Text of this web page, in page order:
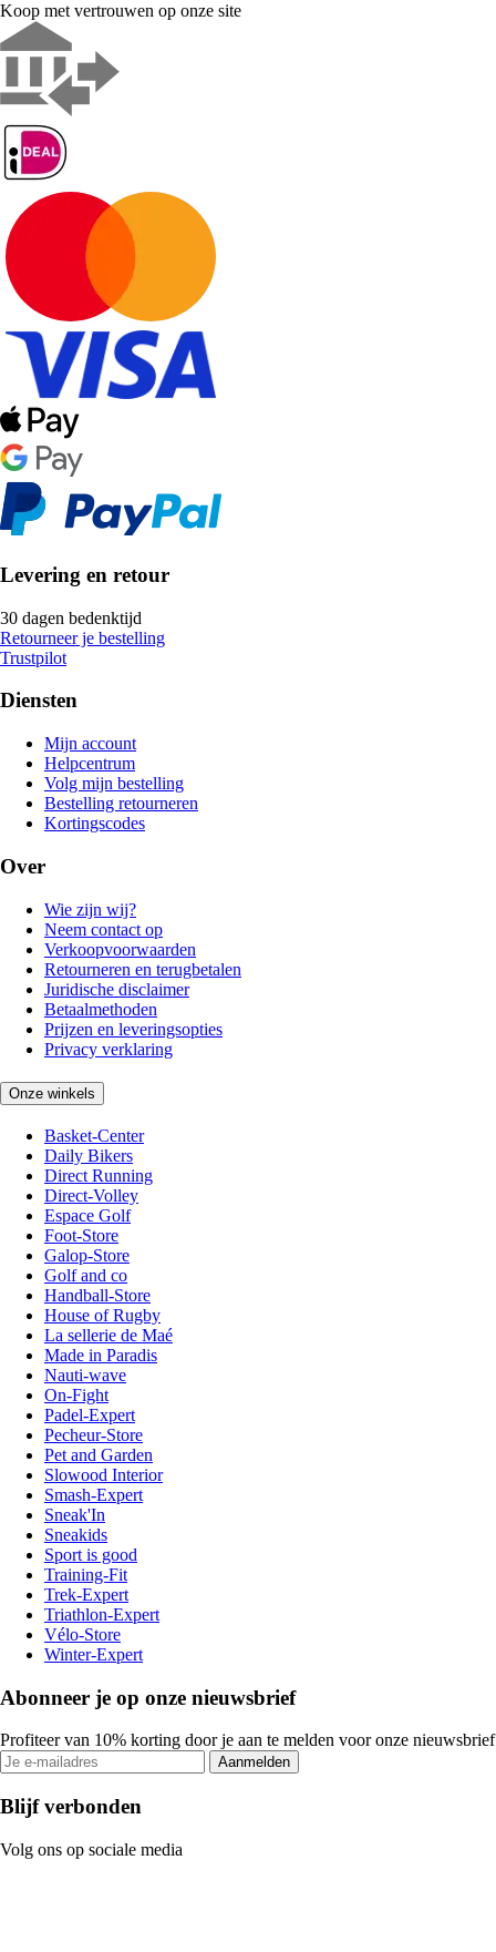
Koop met vertrouwen op onze site
Levering en retour
30 dagen bedenktijd
Retourneer je bestelling
Trustpilot
Diensten
Mijn account
Helpcentrum
Volg mijn bestelling
Bestelling retourneren
Kortingscodes
Over
Wie zijn wij?
Neem contact op
Verkoopvoorwaarden
Retourneren en terugbetalen
Juridische disclaimer
Betaalmethoden
Prijzen en leveringsopties
Privacy verklaring
Onze winkels
Basket-Center
Daily Bikers
Direct Running
Direct-Volley
Espace Golf
Foot-Store
Galop-Store
Golf and co
Handball-Store
House of Rugby
La sellerie de Maé
Made in Paradis
Nauti-wave
On-Fight
Padel-Expert
Pecheur-Store
Pet and Garden
Slowood Interior
Smash-Expert
Sneak'In
Sneakids
Sport is good
Training-Fit
Trek-Expert
Triathlon-Expert
Vélo-Store
Winter-Expert
Abonneer je op onze nieuwsbrief
Profiteer van 10% korting door je aan te melden voor onze nieuwsbrief
Aanmelden
Blijf verbonden
Volg ons op sociale media